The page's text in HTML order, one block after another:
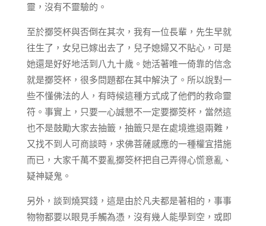
靈，沒有不靈驗的。
至於擲筊杯與否倒在其次，我有一位長輩，先生早就
往生了，女兒已嫁出去了，兒子媳婦又不貼心，可是
她還是好好地活到八九十歲。她活著唯一倚靠的信念
就是擲筊杯，很多問題都在其中解決了。所以說對一
些不懂佛法的人，有時候這種方式成了他們的救命靈
符。事實上，只要一心誠懇不一定要擲筊杯，當然這
也不是鼓勵大家去抽籤，抽籤只是在處境進退兩難，
又找不到人可商談時，求佛菩薩感應的一種權宜措施
而已，大家千萬不要亂擲筊杯把自己弄得心慌意亂、
疑神疑鬼。
另外，談到燒冥錢，這是由於凡夫都是著相的，事事
物物都要以眼見手觸為憑，沒有幾人能學到空，或即